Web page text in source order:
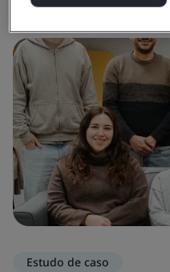
Estudo de caso